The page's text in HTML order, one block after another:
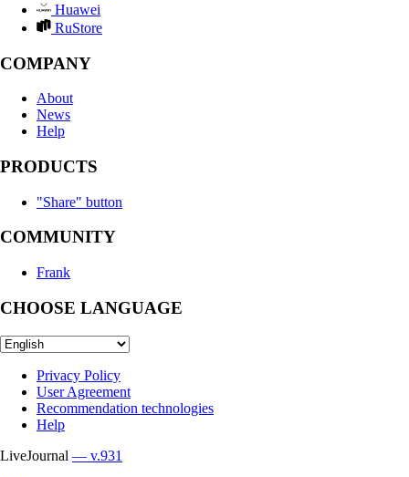
Huawei
RuStore
COMPANY
About
News
Help
PRODUCTS
"Share" button
COMMUNITY
Frank
CHOOSE LANGUAGE
Privacy Policy
User Agreement
Recommendation technologies
Help
LiveJournal — v.931